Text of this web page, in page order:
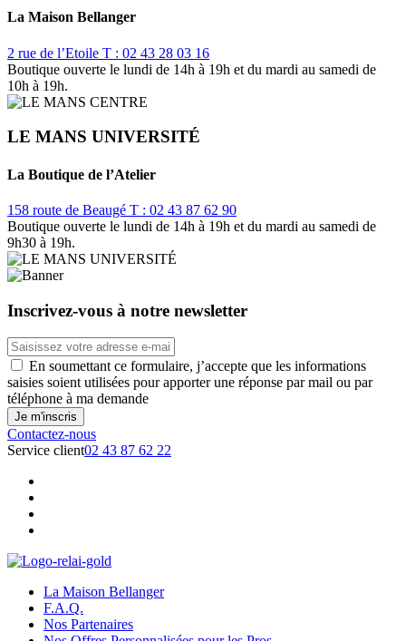
La Maison Bellanger
2 rue de l’Etoile T : 02 43 28 03 16
Boutique ouverte le lundi de 14h à 19h et du mardi au samedi de
10h à 19h.
LE MANS UNIVERSITÉ
La Boutique de l’Atelier
158 route de Beaugé T : 02 43 87 62 90
Boutique ouverte le lundi de 14h à 19h et du mardi au samedi de
9h30 à 19h.
Inscrivez-vous à notre newsletter
En soumettant ce formulaire, j’accepte que les informations
saisies soient utilisées pour apporter une réponse par mail ou par
téléphone à ma demande
Contactez-nous
Service client02 43 87 62 22
La Maison Bellanger
F.A.Q.
Nos Partenaires